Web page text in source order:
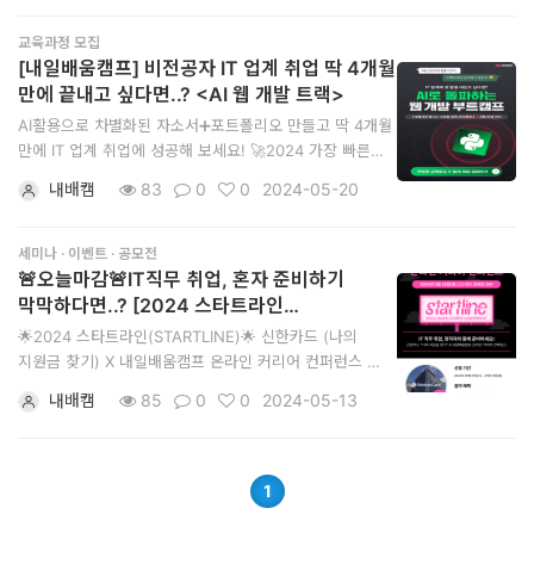
~24.07.14(일) 23:59까지 ✅ 교육일정: 24.07.15(월) ~
24.11.22(
교육과정 모집
[내일배움캠프] 비전공자 IT 업계 취업 딱 4개월
만에 끝내고 싶다면..? <AI 웹 개발 트랙>
AI활용으로 차별화된 자소서➕포트폴리오 만들고 딱 4개월
만에 IT 업계 취업에 성공해 보세요! 🚀2024 가장 빠른
~24.06.21(금) 23:59까지 ✅ 교육일정: 24.06.24(월) ~
(강의VOD+실시간특강+팀프로젝트) ✅ 모집인원: KDT
선착순 1
내배캠 83 0 0 2024-05-20
세미나 · 이벤트 · 공모전
🚨오늘마감🚨IT직무 취업, 혼자 준비하기
막막하다면..? [2024 스타트라인
(STARTLINE) 온라인 커리어 컨퍼런스]
🌟2024 스타트라인(STARTLINE)🌟 신한카드 (나의
지원금 찾기) X 내일배움캠프 온라인 커리어 컨퍼런스
스타트라인에서 시작해보세요! 현직 개발자, 마케터,
내배캠 85 0 0 2024-05-13
1